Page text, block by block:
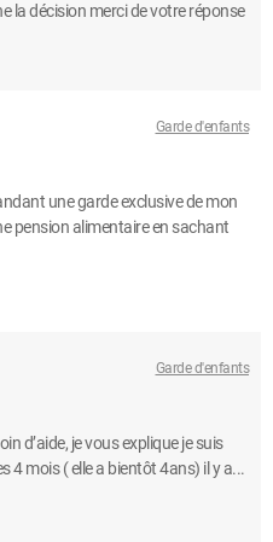
la décision merci de votre réponse
Garde d'enfants
une garde exclusive de mon
pension alimentaire en sachant
Garde d'enfants
d’aide, je vous explique je suis
4 mois ( elle a bientôt 4ans) il y a...